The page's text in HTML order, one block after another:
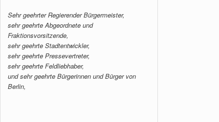
Sehr geehrter Regierender Bürgermeister,
sehr geehrte Abgeordnete und
Fraktionsvorsitzende,
sehr geehrte Stadtentwickler,
sehr geehrte Pressevertreter,
sehr geehrte Feldliebhaber,
und sehr geehrte Bürgerinnen und Bürger von
Berlin,